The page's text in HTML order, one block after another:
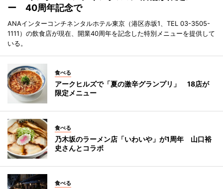
ー 40周年記念で
ANAインターコンチネンタルホテル東京（港区赤坂1、TEL 03-3505-
1111）の飲食店が現在、開業40周年を記念した特別メニューを提供して
いる。
食べる
アークヒルズで「夏の激辛グランプリ」 18店が
限定メニュー
食べる
乃木坂のラーメン店「いわいや」が1周年 山口裕
史さんとコラボ
食べる